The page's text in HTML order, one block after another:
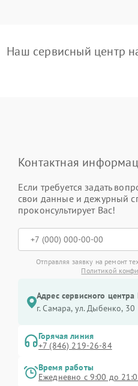
Наш сервисный центр
Контактная
Если требуется задать
свои данные и дежурный
проконсультирует Вас!
Отправляя заявку на ремонт
Политикой
Адрес сервисного
г. Самара, ул. Дыбенко, 30
Горячая линия
+7 (846) 219-26-84
Время работы
Ежедневно с 9:00 до